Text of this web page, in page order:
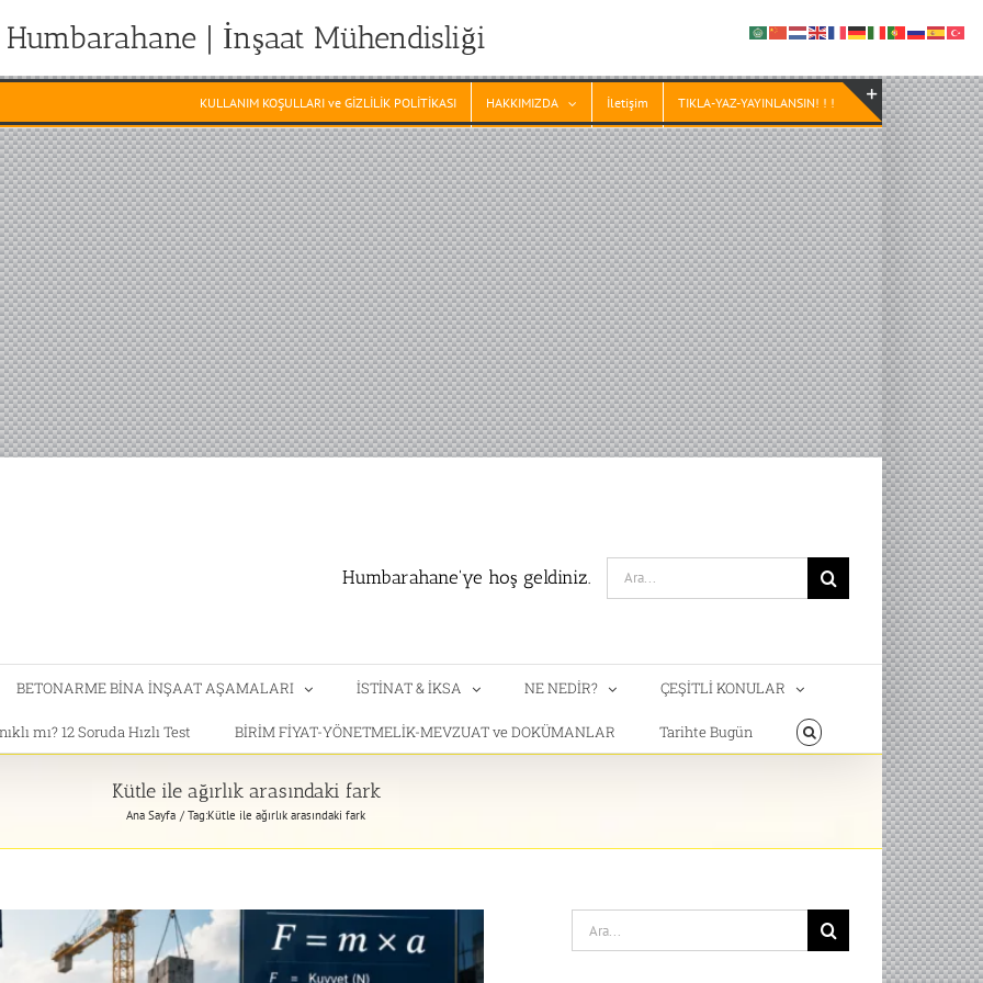
Humbarahane | İnşaat Mühendisliği
KULLANIM KOŞULLARI ve GİZLİLİK POLİTİKASI HAKKIMIZDA İletişim TIKLA-YAZ-YAYINLANSIN! ! !
Humbarahane'ye hoş geldiniz.
Search
for:
BETONARME BİNA İNŞAAT AŞAMALARI İSTİNAT & İKSA NE NEDİR? ÇEŞİTLİ KONULAR
mı? 12 Soruda Hızlı Test BİRİM FİYAT-YÖNETMELİK-MEVZUAT ve DOKÜMANLAR Tarihte Bugün
Kütle ile ağırlık arasındaki fark
Ana Sayfa Tag:Kütle ile ağırlık arasındaki fark
Search
for:
Toggle
Sliding
Bar
Area